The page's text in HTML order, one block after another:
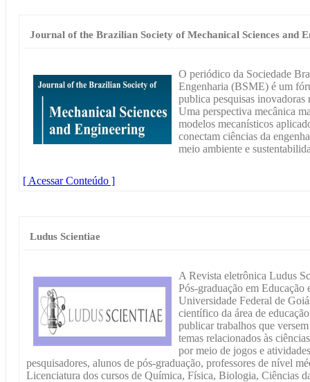
Journal of the Brazilian Society of Mechanical Sciences and
O periódico da Sociedade
Engenharia (BSME) é um
publica pesquisas inovadoras
Uma perspectiva mecânica
modelos mecanísticos
conectam ciências da
meio ambiente e
[ Acessar Conteúdo ]
Ludus Scientiae
A Revista eletrônica Ludus
Pós-graduação em
Universidade Federal de
científico da área de
publicar trabalhos que
temas relacionados às
por meio de jogos e
pesquisadores, alunos de pós-graduação, professores de nível
Licenciatura dos cursos de Química, Física, Biologia, Ciências